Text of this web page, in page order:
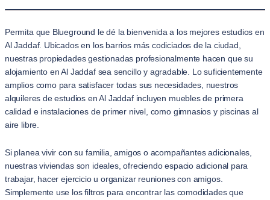
Permita que Blueground le dé la bienvenida a los mejores estudios en
Al Jaddaf. Ubicados en los barrios más codiciados de la ciudad,
nuestras propiedades gestionadas profesionalmente hacen que su
alojamiento en Al Jaddaf sea sencillo y agradable. Lo suficientemente
amplios como para satisfacer todas sus necesidades, nuestros
alquileres de estudios en Al Jaddaf incluyen muebles de primera
calidad e instalaciones de primer nivel, como gimnasios y piscinas al
aire libre.
Si planea vivir con su familia, amigos o acompañantes adicionales,
nuestras viviendas son ideales, ofreciendo espacio adicional para
trabajar, hacer ejercicio u organizar reuniones con amigos.
Simplemente use los filtros para encontrar las comodidades que